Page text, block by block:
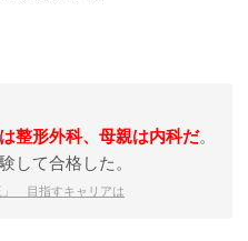
整形外科、母親は内科だ。
して合格した。
」 目指すキャリアは